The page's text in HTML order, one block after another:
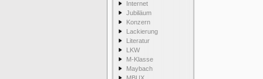
Internet
Jubiläum
Konzern
Lackierung
Literatur
LKW
M-Klasse
Maybach